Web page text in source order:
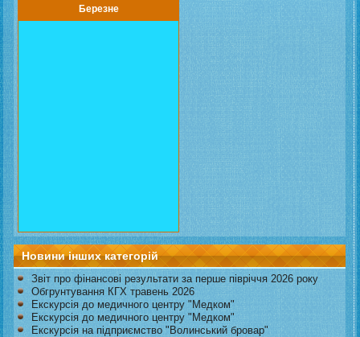
Березне
Новини інших категорій
Звіт про фінансові результати за перше півріччя 2026 року
Обгрунтування КГХ травень 2026
Екскурсія до медичного центру "Медком"
Екскурсія до медичного центру "Медком"
Екскурсія на підприємство "Волинський бровар"